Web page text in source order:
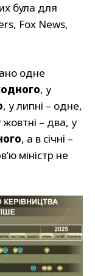
була для
Fox News,
одне
, у
, у липні – одне,
жовтні – два, у
, а в січні –
міністр не